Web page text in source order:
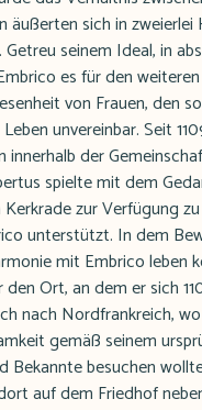
äußerten sich in
seinem Ideal, in
es für den
von Frauen, den
unvereinbar. Seit
innerhalb der
spielte mit dem
zur Verfügung
unterstützt. In dem
mit Embrico leben
den Ort, an dem er sich
nach Nordfrankreich,
gemäß seinem
Bekannte besuchen
auf dem Friedhof